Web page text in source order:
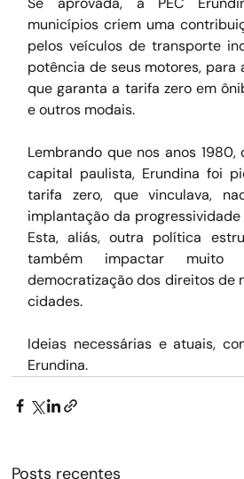
municípios criem uma
pelos veículos de transporte
potência de seus motores, para
que garanta a tarifa zero em
e outros modais.
Lembrando que nos anos
capital paulista, Erundina foi
tarifa zero, que vinculava,
implantação da progressividade
Esta, aliás, outra política
também impactar muito
democratização dos direitos de
cidades.
Ideias necessárias e atuais,
Erundina.
Posts recentes